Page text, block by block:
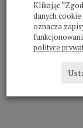
Klikając
danych
oznacza
polityce